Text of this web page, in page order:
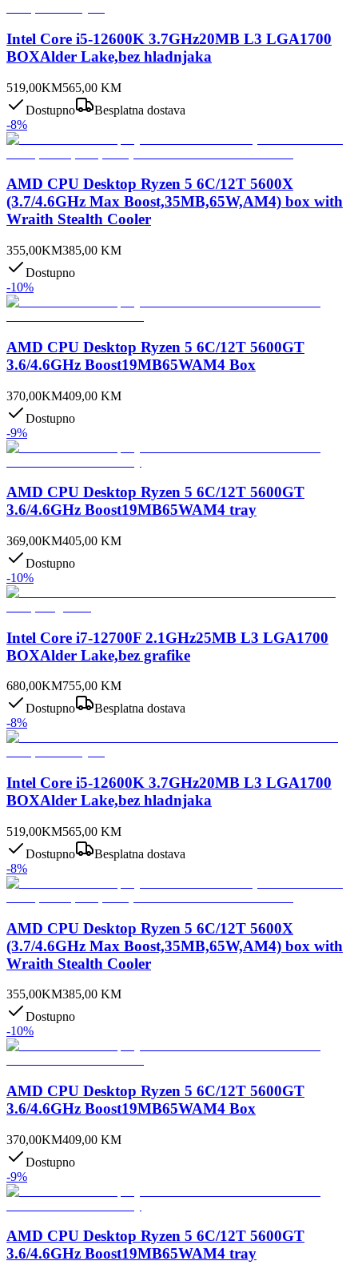
Intel Core i5-12600K 3.7GHz20MB L3 LGA1700
BOXAlder Lake,bez hladnjaka
519,00KM565,00 KM
Dostupno
Besplatna dostava
-8%
AMD CPU Desktop Ryzen 5 6C/12T 5600X
(3.7/4.6GHz Max Boost,35MB,65W,AM4) box with
Wraith Stealth Cooler
355,00KM385,00 KM
Dostupno
-10%
AMD CPU Desktop Ryzen 5 6C/12T 5600GT
3.6/4.6GHz Boost19MB65WAM4 Box
370,00KM409,00 KM
Dostupno
-9%
AMD CPU Desktop Ryzen 5 6C/12T 5600GT
3.6/4.6GHz Boost19MB65WAM4 tray
369,00KM405,00 KM
Dostupno
-10%
Intel Core i7-12700F 2.1GHz25MB L3 LGA1700
BOXAlder Lake,bez grafike
680,00KM755,00 KM
Dostupno
Besplatna dostava
-8%
Intel Core i5-12600K 3.7GHz20MB L3 LGA1700
BOXAlder Lake,bez hladnjaka
519,00KM565,00 KM
Dostupno
Besplatna dostava
-8%
AMD CPU Desktop Ryzen 5 6C/12T 5600X
(3.7/4.6GHz Max Boost,35MB,65W,AM4) box with
Wraith Stealth Cooler
355,00KM385,00 KM
Dostupno
-10%
AMD CPU Desktop Ryzen 5 6C/12T 5600GT
3.6/4.6GHz Boost19MB65WAM4 Box
370,00KM409,00 KM
Dostupno
-9%
AMD CPU Desktop Ryzen 5 6C/12T 5600GT
3.6/4.6GHz Boost19MB65WAM4 tray